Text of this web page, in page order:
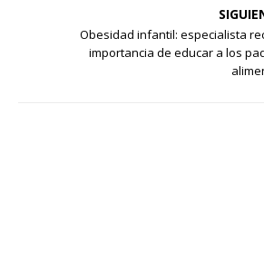
Obesidad infantil: especialista
importancia de educar a los